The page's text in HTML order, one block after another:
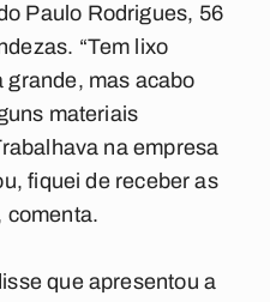
Paulo Rodrigues, 56
“Tem lixo
grande, mas acabo
materiais
na empresa
fiquei de receber as
comenta.
que apresentou a